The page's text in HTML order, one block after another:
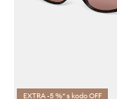
EXTRA -5 %* s kodo OFF